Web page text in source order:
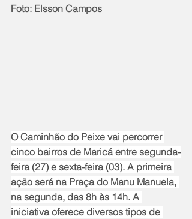
Foto: Elsson Campos
O Caminhão do Peixe vai percorrer
cinco bairros de Maricá entre segunda-
feira (27) e sexta-feira (03). A primeira
ação será na Praça do Manu Manuela,
na segunda, das 8h às 14h. A
iniciativa oferece diversos tipos de